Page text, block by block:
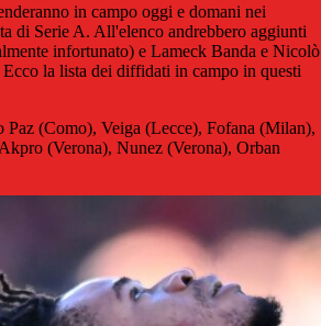
in campo oggi e domani nei
di Serie A. All'elenco andrebbero aggiunti
infortunato) e Lameck Banda e Nicolò
la lista dei diffidati in campo in questi
(Como), Veiga (Lecce), Fofana (Milan),
(Verona), Nunez (Verona), Orban